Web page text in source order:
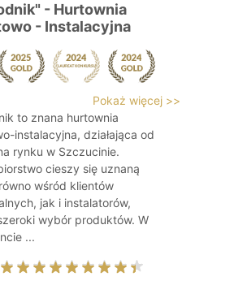
- Hurtownia
- Instalacyjna
Pokaż więcej >>
to znana hurtownia
instalacyjna, działająca od
rynku w Szczucinie.
cieszy się uznaną
wśród klientów
jak i instalatorów,
wybór produktów. W
...